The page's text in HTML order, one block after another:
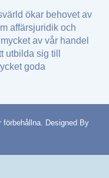
ökar behovet av
affärsjuridik och
av vår handel
utbilda sig till
goda
förbehållna. Designed By